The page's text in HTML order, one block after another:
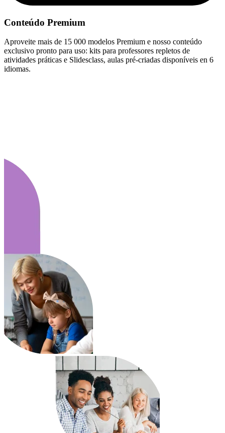
Conteúdo Premium
Aproveite mais de 15 000 modelos Premium e nosso conteúdo
exclusivo pronto para uso: kits para professores repletos de
atividades práticas e Slidesclass, aulas pré-criadas disponíveis en 6
idiomas.